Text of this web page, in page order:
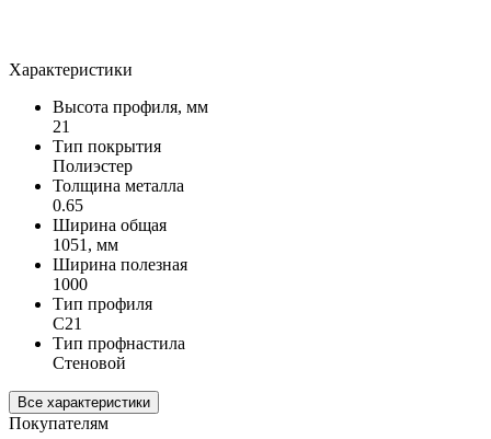
Характеристики
Высота профиля, мм
21
Тип покрытия
Полиэстер
Толщина металла
0.65
Ширина общая
1051, мм
Ширина полезная
1000
Тип профиля
С21
Тип профнастила
Стеновой
Все характеристики
Покупателям